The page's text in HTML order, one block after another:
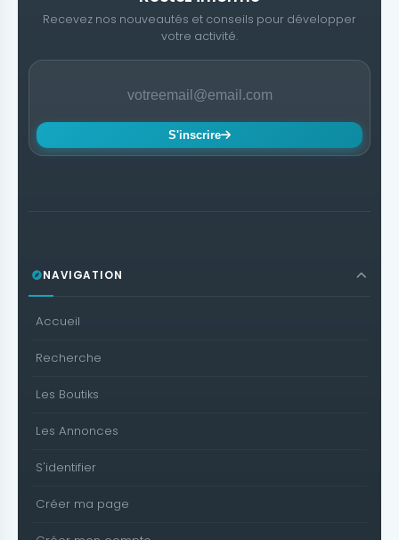
Recevez nos nouveautés et conseils pour développer
votre activité.
S'inscrire
NAVIGATION
Accueil
Recherche
Les Boutiks
Les Annonces
S'identifier
Créer ma page